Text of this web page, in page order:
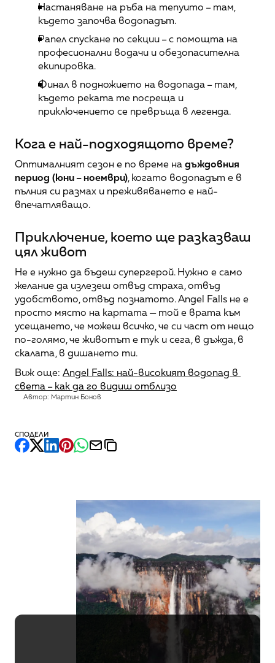
Настаняване на ръба на тепуито – там,
където започва водопадът.
Рапел спускане по секции – с помощта на
професионални водачи и обезопасителна
екипировка.
Финал в подножието на водопада – там,
където реката те посреща и
приключението се превръща в легенда.
Кога е най-подходящото време?
Оптималният сезон е по време на дъждовния
период (юни – ноември), когато водопадът е в
пълния си размах и преживяването е най-
впечатляващо.
Приключение, което ще разказваш
цял живот
Не е нужно да бъдеш супергерой. Нужно е само
желание да излезеш отвъд страха, отвъд
удобството, отвъд познатото. Angel Falls не е
просто място на картата — той е врата към
усещането, че можеш всичко, че си част от нещо
по-голямо, че животът е тук и сега, в дъжда, в
скалата, в дишането ти.
Виж още: Angel Falls: най-високият водопад в
света – как да го видиш отблизо
Автор: Мартин Бонов
СПОДЕЛИ